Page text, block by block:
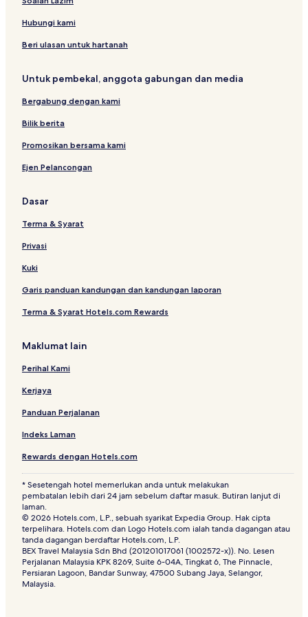
o
r
a
e
l
Hubungi kami
Beri ulasan untuk hartanah
Untuk pembekal, anggota gabungan dan media
Bergabung dengan kami
Bilik berita
Promosikan bersama kami
Ejen Pelancongan
Dasar
Terma & Syarat
Privasi
Kuki
Garis panduan kandungan dan kandungan laporan
Terma & Syarat Hotels.com Rewards
Maklumat lain
Perihal Kami
Kerjaya
Panduan Perjalanan
Indeks Laman
Rewards dengan Hotels.com
* Sesetengah hotel memerlukan anda untuk melakukan
pembatalan lebih dari 24 jam sebelum daftar masuk. Butiran lanjut di
laman.
© 2026 Hotels.com, L.P., sebuah syarikat Expedia Group. Hak cipta
terpelihara. Hotels.com dan Logo Hotels.com ialah tanda dagangan atau
tanda dagangan berdaftar Hotels.com, L.P.
BEX Travel Malaysia Sdn Bhd (201201017061 (1002572-x)). No. Lesen
Perjalanan Malaysia KPK 8269, Suite 6-04A, Tingkat 6, The Pinnacle,
Persiaran Lagoon, Bandar Sunway, 47500 Subang Jaya, Selangor,
Malaysia.